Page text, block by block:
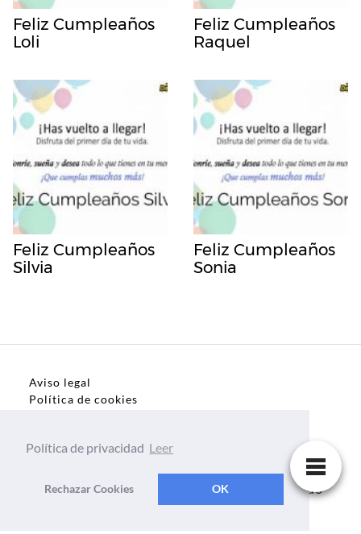
Feliz Cumpleaños
Loli
Feliz Cumpleaños
Raquel
Feliz Cumpleaños
Silvia
Feliz Cumpleaños
Sonia
Aviso legal
Política de cookies
Dedicatorias, frases, textos para todo el mundo
Política de privacidad Leer
Rechazar Cookies OK